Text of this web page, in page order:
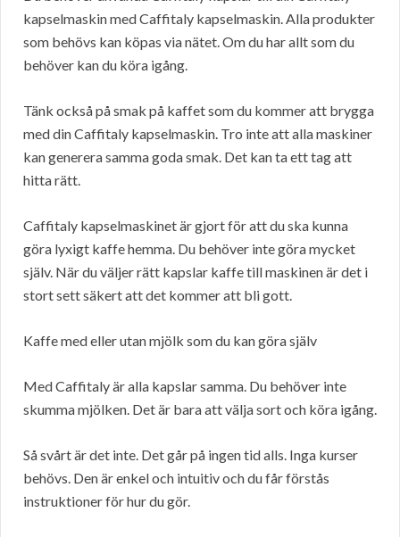
kapselmaskin med Caffitaly kapselmaskin. Alla produkter
som behövs kan köpas via nätet. Om du har allt som du
behöver kan du köra igång.
Tänk också på smak på kaffet som du kommer att brygga
med din Caffitaly kapselmaskin. Tro inte att alla maskiner
kan generera samma goda smak. Det kan ta ett tag att
hitta rätt.
Caffitaly kapselmaskinet är gjort för att du ska kunna
göra lyxigt kaffe hemma. Du behöver inte göra mycket
själv. När du väljer rätt kapslar kaffe till maskinen är det i
stort sett säkert att det kommer att bli gott.
Kaffe med eller utan mjölk som du kan göra själv
Med Caffitaly är alla kapslar samma. Du behöver inte
skumma mjölken. Det är bara att välja sort och köra igång.
Så svårt är det inte. Det går på ingen tid alls. Inga kurser
behövs. Den är enkel och intuitiv och du får förstås
instruktioner för hur du gör.